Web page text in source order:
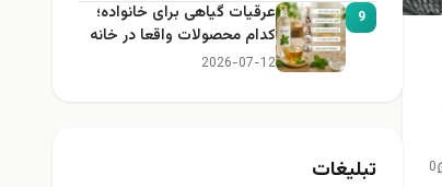
0
9
عرقیات گیاهی برای خانواده؛
کدام محصولات واقعا در خانه
کاربرد دارند؟
2026-07-12
تبلیغات